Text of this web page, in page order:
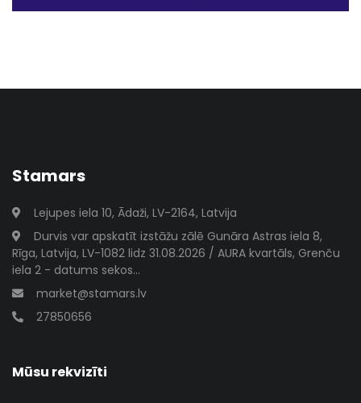
Stamars
Lejupes iela 10, Ādaži, LV-2164, Latvija
Durvis var apskatīt izstāžu zālē Gunāra Astras iela 8,
Rīga, Latvija, LV-1082 lidz 31.08.2026 / AURA kvartāls, Grenču
iela 2 - datums sekos...
market@stamars.lv
27850656
Mūsu rekvizīti